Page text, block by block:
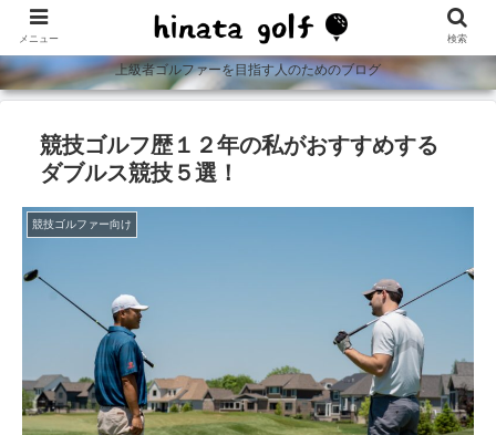
上級者ゴルファーを目指す人のためのブログ
競技ゴルフ歴１２年の私がおすすめする
ダブルス競技５選！
競技ゴルファー向け
メニュー 検索